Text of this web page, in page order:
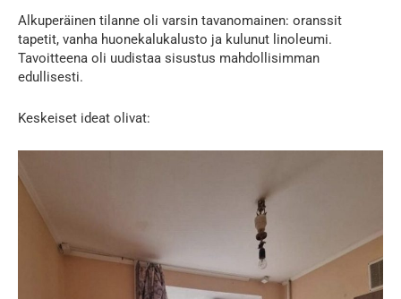
Alkuperäinen tilanne oli varsin tavanomainen: oranssit
tapetit, vanha huonekalukalusto ja kulunut linoleumi.
Tavoitteena oli uudistaa sisustus mahdollisimman
edullisesti.
Keskeiset ideat olivat: